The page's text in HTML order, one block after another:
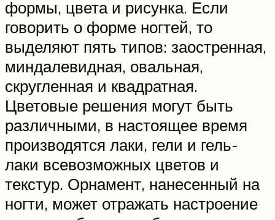
формы, цвета и рисунка. Если
говорить о форме ногтей, то
выделяют пять типов: заостренная,
миндалевидная, овальная,
скругленная и квадратная.
Цветовые решения могут быть
различными, в настоящее время
производятся лаки, гели и гель-
лаки всевозможных цветов и
текстур. Орнамент, нанесенный на
ногти, может отражать настроение